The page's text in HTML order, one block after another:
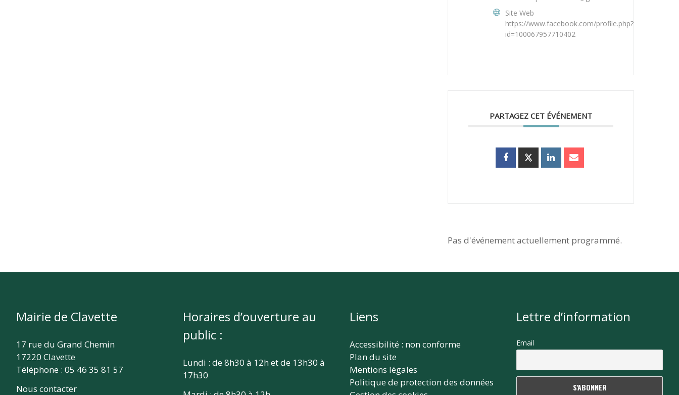
Site Web
https://www.facebook.com/profile.php?
id=100067957710402
PARTAGEZ CET ÉVÉNEMENT
Pas d'événement actuellement programmé.
Mairie de Clavette
17 rue du Grand Chemin
17220 Clavette
Téléphone : 05 46 35 81 57
Nous contacter
Horaires d’ouverture au
public :
Lundi : de 8h30 à 12h et de 13h30 à
17h30
Liens
Accessibilité : non conforme
Plan du site
Mentions légales
Politique de protection des données
Lettre d’information
Email